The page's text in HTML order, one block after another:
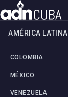
AMÉRICA LATINA
COLOMBIA
MÉXICO
VENEZUELA